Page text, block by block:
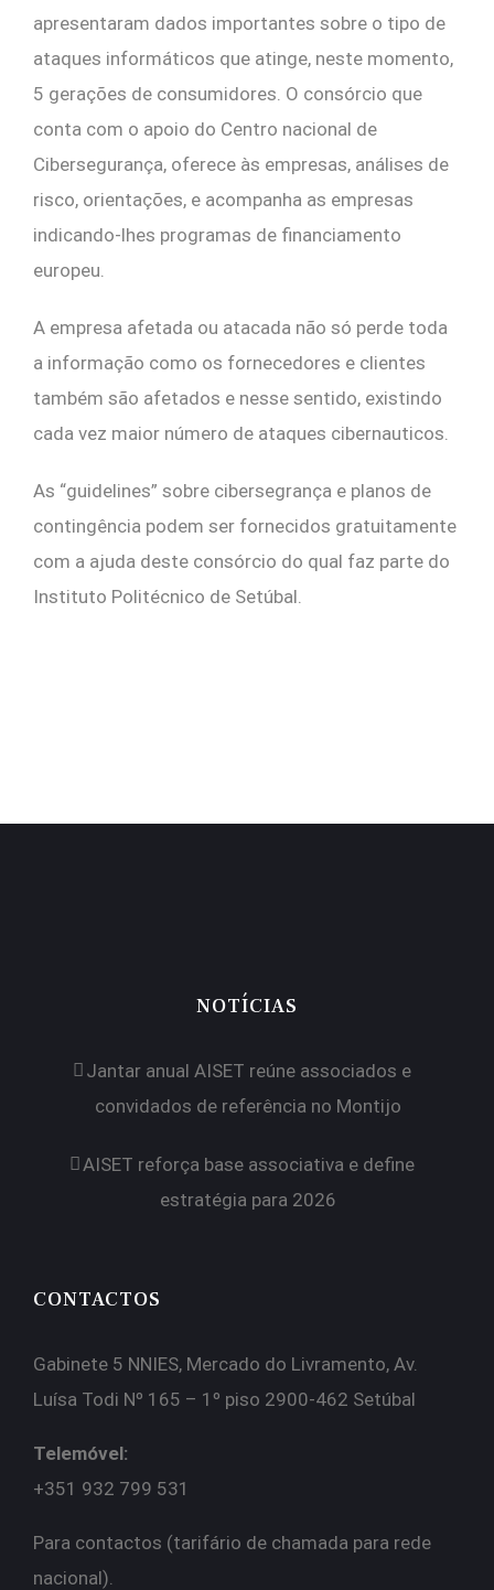
apresentaram dados importantes sobre o tipo de
ataques informáticos que atinge, neste momento,
5 gerações de consumidores. O consórcio que
conta com o apoio do Centro nacional de
Cibersegurança, oferece às empresas, análises de
risco, orientações, e acompanha as empresas
indicando-lhes programas de financiamento
europeu.
A empresa afetada ou atacada não só perde toda
a informação como os fornecedores e clientes
também são afetados e nesse sentido, existindo
cada vez maior número de ataques cibernauticos.
As “guidelines” sobre cibersegrança e planos de
contingência podem ser fornecidos gratuitamente
com a ajuda deste consórcio do qual faz parte do
Instituto Politécnico de Setúbal.
NOTÍCIAS
Jantar anual AISET reúne associados e
convidados de referência no Montijo
AISET reforça base associativa e define
estratégia para 2026
CONTACTOS
Gabinete 5 NNIES, Mercado do Livramento, Av.
Luísa Todi Nº 165 – 1º piso 2900-462 Setúbal
Telemóvel:
+351 932 799 531
Para contactos (tarifário de chamada para rede
nacional).